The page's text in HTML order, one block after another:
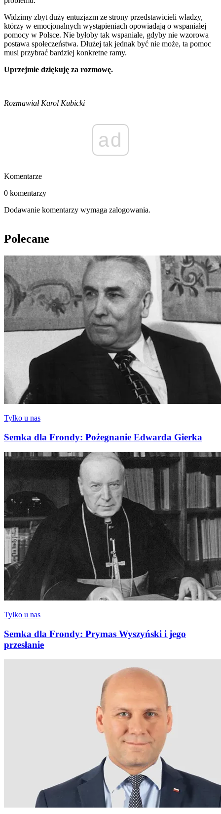
Widzimy zbyt duży entuzjazm ze strony przedstawicieli władzy,
którzy w emocjonalnych wystąpieniach opowiadają o wspaniałej
pomocy w Polsce. Nie byłoby tak wspaniale, gdyby nie wzorowa
postawa społeczeństwa. Dłużej tak jednak być nie może, ta pomoc
musi przybrać bardziej konkretne ramy.
Uprzejmie dziękuję za rozmowę.
Rozmawiał Karol Kubicki
ad
Komentarze
0 komentarzy
Dodawanie komentarzy wymaga zalogowania.
Polecane
Tylko u nas
Semka dla Frondy: Pożegnanie Edwarda Gierka
Tylko u nas
Semka dla Frondy: Prymas Wyszyński i jego
przesłanie